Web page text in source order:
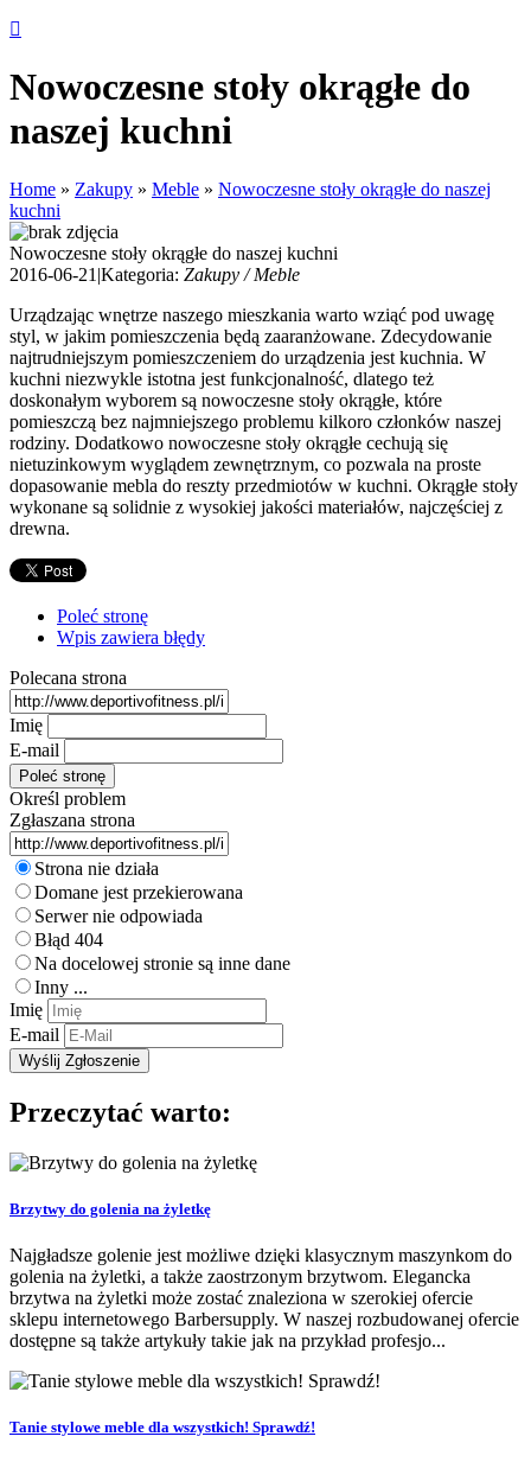
Nowoczesne stoły okrągłe do
naszej kuchni
Home » Zakupy » Meble » Nowoczesne stoły okrągłe do naszej
kuchni
Nowoczesne stoły okrągłe do naszej kuchni
2016-06-21 |Kategoria: Zakupy / Meble
Urządzając wnętrze naszego mieszkania warto wziąć pod uwagę
styl, w jakim pomieszczenia będą zaaranżowane. Zdecydowanie
najtrudniejszym pomieszczeniem do urządzenia jest kuchnia. W
kuchni niezwykle istotna jest funkcjonalność, dlatego też
doskonałym wyborem są nowoczesne stoły okrągłe, które
pomieszczą bez najmniejszego problemu kilkoro członków naszej
rodziny. Dodatkowo nowoczesne stoły okrągłe cechują się
nietuzinkowym wyglądem zewnętrznym, co pozwala na proste
dopasowanie mebla do reszty przedmiotów w kuchni. Okrągłe stoły
wykonane są solidnie z wysokiej jakości materiałów, najczęściej z
drewna.
Poleć stronę
Wpis zawiera błędy
Polecana strona
Imię
E-mail
Określ problem
Zgłaszana strona
Strona nie działa
Domane jest przekierowana
Serwer nie odpowiada
Błąd 404
Na docelowej stronie są inne dane
Inny ...
Imię
E-mail
Przeczytać warto:
Brzytwy do golenia na żyletkę
Najgładsze golenie jest możliwe dzięki klasycznym maszynkom do
golenia na żyletki, a także zaostrzonym brzytwom. Elegancka
brzytwa na żyletki może zostać znaleziona w szerokiej ofercie
sklepu internetowego Barbersupply. W naszej rozbudowanej ofercie
dostępne są także artykuły takie jak na przykład profesjo...
Tanie stylowe meble dla wszystkich! Sprawdź!